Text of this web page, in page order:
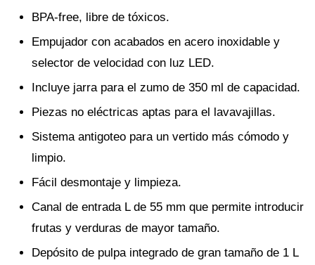
BPA-free, libre de tóxicos.
Empujador con acabados en acero inoxidable y
selector de velocidad con luz LED.
Incluye jarra para el zumo de 350 ml de capacidad.
Piezas no eléctricas aptas para el lavavajillas.
Sistema antigoteo para un vertido más cómodo y
limpio.
Fácil desmontaje y limpieza.
Canal de entrada L de 55 mm que permite introducir
frutas y verduras de mayor tamaño.
Depósito de pulpa integrado de gran tamaño de 1 L